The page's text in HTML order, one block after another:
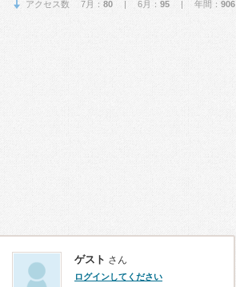
アクセス数 7月： 80 | 6月： 95 | 年間： 906
ゲスト さん
ログインしてください